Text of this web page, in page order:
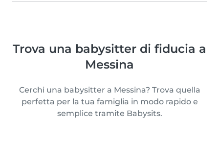
Trova una babysitter di fiducia a
Messina
Cerchi una babysitter a Messina? Trova quella
perfetta per la tua famiglia in modo rapido e
semplice tramite Babysits.